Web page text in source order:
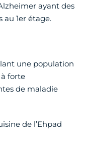
ayant des
1er étage.
une population
forte
de maladie
de l’Ehpad